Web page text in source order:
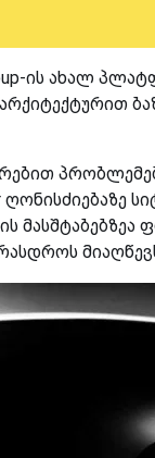
ის ახალ
ღონისძიებაზე
მასშტაბებზეა